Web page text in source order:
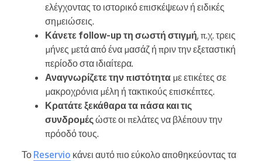
ελέγχοντας το ιστορικό επισκέψεων ή ειδικές
σημειώσεις.
Κάνετε follow-up τη σωστή στιγμή, π.χ. τρεις
μήνες μετά από ένα μασάζ ή πριν την εξεταστική
περίοδο στα ιδιαίτερα.
Αναγνωρίζετε την πιστότητα με ετικέτες σε
μακροχρόνια μέλη ή τακτικούς επισκέπτες.
Κρατάτε ξεκάθαρα τα πάσα και τις
συνδρομέςώστε οι πελάτες να βλέπουν την
πρόοδό τους.
Το Reservio κάνει αυτό πιο εύκολο αποθηκεύοντας τα